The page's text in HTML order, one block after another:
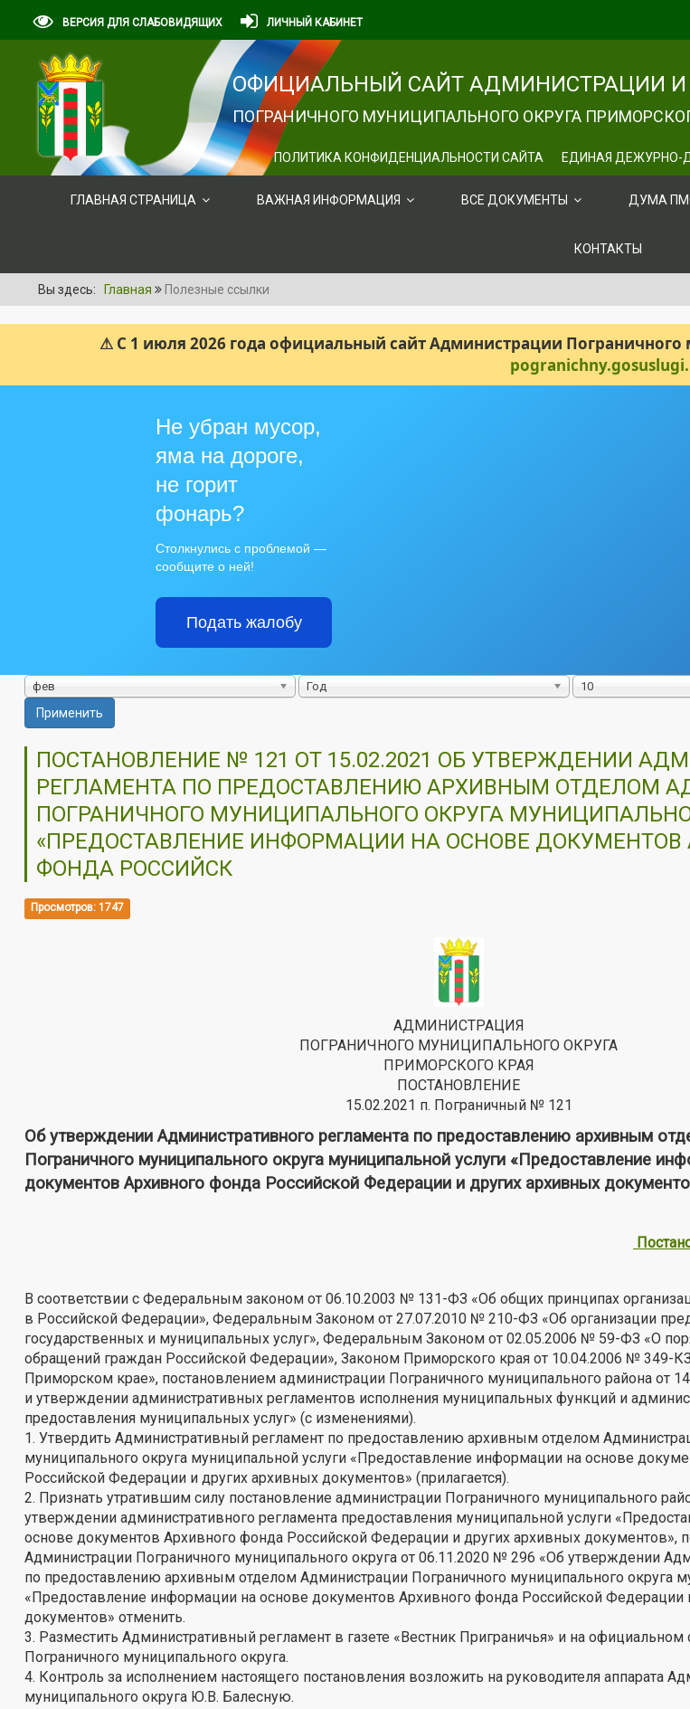
ВЕРСИЯ ДЛЯ СЛАБОВИДЯЩИХ ЛИЧНЫЙ КАБИНЕТ
ОФИЦИАЛЬНЫЙ САЙТ АДМИНИСТРАЦИИ
ПОГРАНИЧНОГО МУНИЦИПАЛЬНОГО ОКРУГА
ПОЛИТИКА КОНФИДЕНЦИАЛЬНОСТИ САЙТА ЕДИНАЯ ДЕЖУРНО-
ГЛАВНАЯ СТРАНИЦА ВАЖНАЯ ИНФОРМАЦИЯ ВСЕ ДОКУМЕНТЫ ДУМА
КОНТАКТЫ
Вы здесь: Главная Полезные ссылки
⚠ С 1 июля 2026 года официальный сайт Администрации Пограничного
Не убран мусор,
яма на дороге,
не горит
фонарь?
Столкнулись с проблемой —
сообщите о ней!
Подать жалобу
фев Год 10
Применить
ПОСТАНОВЛЕНИЕ № 121 ОТ 15.02.2021 ОБ УТВЕРЖДЕНИИ
РЕГЛАМЕНТА ПО ПРЕДОСТАВЛЕНИЮ АРХИВНЫМ ОТДЕЛОМ
ПОГРАНИЧНОГО МУНИЦИПАЛЬНОГО ОКРУГА
«ПРЕДОСТАВЛЕНИЕ ИНФОРМАЦИИ НА ОСНОВЕ ДОКУМЕНТОВ
ФОНДА РОССИЙСК
Просмотров: 1747
АДМИНИСТРАЦИЯ
ПОГРАНИЧНОГО МУНИЦИПАЛЬНОГО ОКРУГА
ПРИМОРСКОГО КРАЯ
ПОСТАНОВЛЕНИЕ
15.02.2021 п. Пограничный № 121
Об утверждении Административного регламента по предоставлению архивным
Пограничного муниципального округа муниципальной услуги «Предоставление
документов Архивного фонда Российской Федерации и других архивных
В соответствии с Федеральным законом от 06.10.2003 № 131-ФЗ «Об общих принципах
в Российской Федерации», Федеральным Законом от 27.07.2010 № 210-ФЗ «Об организации
государственных и муниципальных услуг», Федеральным Законом от 02.05.2006 № 59-ФЗ «О
обращений граждан Российской Федерации», Законом Приморского края от 10.04.2006 № 349-
Приморском крае», постановлением администрации Пограничного муниципального района от
и утверждении административных регламентов исполнения муниципальных функций и
предоставления муниципальных услуг» (с изменениями).
1. Утвердить Административный регламент по предоставлению архивным отделом
муниципального округа муниципальной услуги «Предоставление информации на основе
Российской Федерации и других архивных документов» (прилагается).
2. Признать утратившим силу постановление администрации Пограничного муниципального
утверждении административного регламента предоставления муниципальной услуги
основе документов Архивного фонда Российской Федерации и других архивных документов»,
Администрации Пограничного муниципального округа от 06.11.2020 № 296 «Об утверждении
по предоставлению архивным отделом Администрации Пограничного муниципального округа
«Предоставление информации на основе документов Архивного фонда Российской Федерации
документов» отменить.
3. Разместить Административный регламент в газете «Вестник Приграничья» и на
Пограничного муниципального округа.
4. Контроль за исполнением настоящего постановления возложить на руководителя аппарата
муниципального округа Ю.В. Балесную.